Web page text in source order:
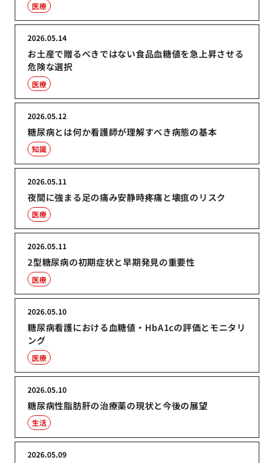
医療
お土産で贈るべきではない食品血糖値を急上昇させる
危険な選択
2026.05.14
医療
糖尿病とは何か看護師が理解すべき病態の基本
2026.05.12
知識
夜間に強まる足の痛み安静時疼痛と壊疽のリスク
2026.05.11
医療
2型糖尿病の初期症状と早期発見の重要性
2026.05.11
医療
糖尿病看護における血糖値・HbA1cの評価とモニタリ
ング
2026.05.10
医療
糖尿病性脂肪肝の治療薬の現状と今後の展望
2026.05.10
生活
2026.05.09